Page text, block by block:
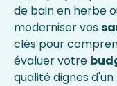
de bain en herbe
moderniser vos
clés pour
évaluer votre
qualité dignes d'un